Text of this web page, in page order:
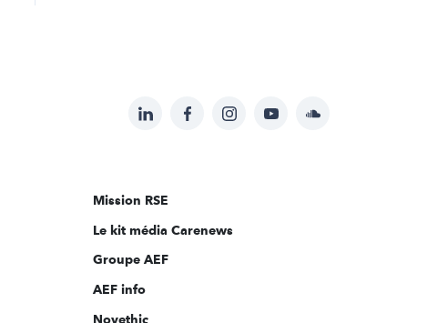
Suivez-
sur:
LinkedInFacebookInstagramYouTubeSoundcloud
Mission RSE
Le kit média Carenews
Groupe AEF
AEF info
Novethic